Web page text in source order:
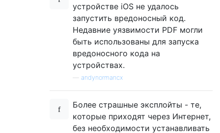
устройстве iOS не удалось
запустить вредоносный код.
Недавние уязвимости PDF могли
быть использованы для запуска
вредоносного кода на
устройствах.
andynormancx
Более страшные эксплойты - те,
которые приходят через Интернет,
без необходимости устанавливать